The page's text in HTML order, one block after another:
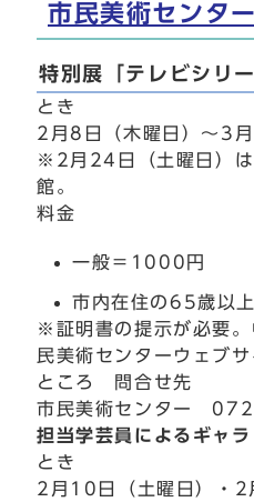
市民美術センター
特別展「テレビシリ
とき
2月8日（木曜日）～3
※2月24日（土曜日）は
館。
料金
一般＝1000円
市内在住の65歳以
※証明書の提示が必要
民美術センターウェブ
ところ 問合せ先
市民美術センター
担当学芸員によるギャ
とき
2月10日（土曜日）・